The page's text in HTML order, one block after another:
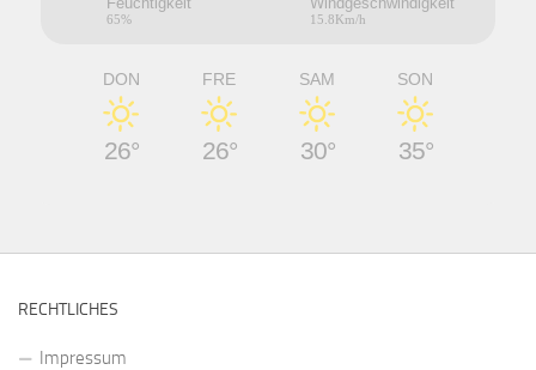
65% 15.8Km/h
DON
26°
FRE
26°
SAM
30°
SON
35°
RECHTLICHES
Impressum